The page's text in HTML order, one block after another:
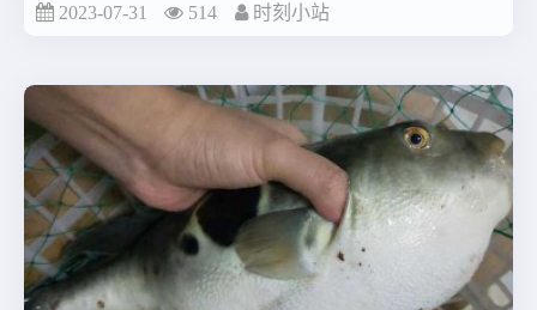
2023-07-31 514 时刻小站